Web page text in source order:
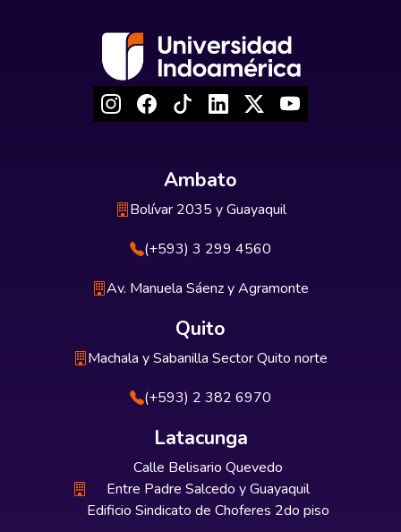
Ambato
Bolívar 2035 y Guayaquil
(+593) 3 299 4560
Av. Manuela Sáenz y Agramonte
Quito
Machala y Sabanilla Sector Quito norte
(+593) 2 382 6970
Latacunga
Calle Belisario Quevedo
Entre Padre Salcedo y Guayaquil
Edificio Sindicato de Choferes 2do piso